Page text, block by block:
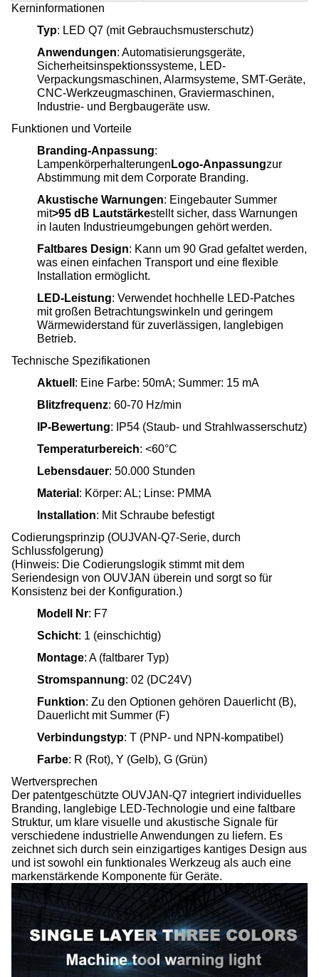
Kerninformationen
Typ: LED Q7 (mit Gebrauchsmusterschutz)
Anwendungen: Automatisierungsgeräte,
Sicherheitsinspektionssysteme, LED-
Verpackungsmaschinen, Alarmsysteme, SMT-Geräte,
CNC-Werkzeugmaschinen, Graviermaschinen,
Industrie- und Bergbaugeräte usw.
Funktionen und Vorteile
Branding-Anpassung:
LampenkörperhalterungenLogo-Anpassungzur
Abstimmung mit dem Corporate Branding.
Akustische Warnungen: Eingebauter Summer
mit>95 dB Lautstärkestellt sicher, dass Warnungen
in lauten Industrieumgebungen gehört werden.
Faltbares Design: Kann um 90 Grad gefaltet werden,
was einen einfachen Transport und eine flexible
Installation ermöglicht.
LED-Leistung: Verwendet hochhelle LED-Patches
mit großen Betrachtungswinkeln und geringem
Wärmewiderstand für zuverlässigen, langlebigen
Betrieb.
Technische Spezifikationen
Aktuell: Eine Farbe: 50mA; Summer: 15 mA
Blitzfrequenz: 60-70 Hz/min
IP-Bewertung: IP54 (Staub- und Strahlwasserschutz)
Temperaturbereich: <60°C
Lebensdauer: 50.000 Stunden
Material: Körper: AL; Linse: PMMA
Installation: Mit Schraube befestigt
Codierungsprinzip (OUJVAN-Q7-Serie, durch
Schlussfolgerung)
(Hinweis: Die Codierungslogik stimmt mit dem
Seriendesign von OUVJAN überein und sorgt so für
Konsistenz bei der Konfiguration.)
Modell Nr: F7
Schicht: 1 (einschichtig)
Montage: A (faltbarer Typ)
Stromspannung: 02 (DC24V)
Funktion: Zu den Optionen gehören Dauerlicht (B),
Dauerlicht mit Summer (F)
Verbindungstyp: T (PNP- und NPN-kompatibel)
Farbe: R (Rot), Y (Gelb), G (Grün)
Wertversprechen
Der patentgeschützte OUVJAN-Q7 integriert individuelles
Branding, langlebige LED-Technologie und eine faltbare
Struktur, um klare visuelle und akustische Signale für
verschiedene industrielle Anwendungen zu liefern. Es
zeichnet sich durch sein einzigartiges kantiges Design aus
und ist sowohl ein funktionales Werkzeug als auch eine
markenstärkende Komponente für Geräte.